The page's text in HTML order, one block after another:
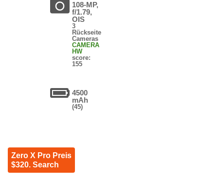
108-MP,
f/1.79,
OIS
3
Rückseite
Cameras
CAMERA
HW
score:
155
4500
mAh
(45)
Zero X Pro Preis
$320. Search